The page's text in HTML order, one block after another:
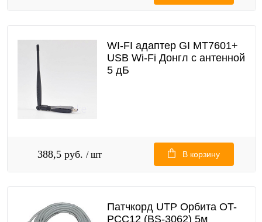
WI-FI адаптер GI МТ7601+
USB Wi-Fi Донгл с антенной
5 дБ
388,5 руб. / шт В корзину
Патчкорд UTP Орбита OT-
PCC12 (BS-3062) 5м